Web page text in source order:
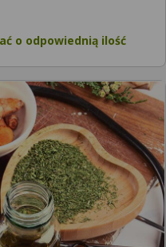
o odpowiednią ilość